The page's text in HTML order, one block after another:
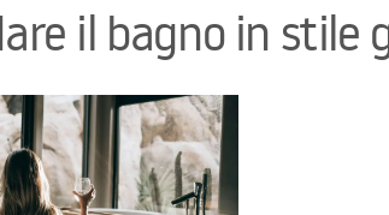
il bagno in stile